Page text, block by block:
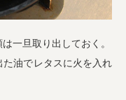
一旦取り出しておく。
油でレタスに火を入れ